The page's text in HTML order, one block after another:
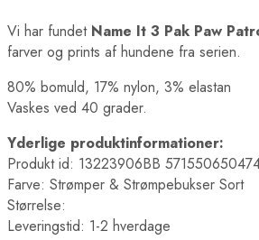
Vi har fundet Name It 3 Pak Paw
farver og prints af hundene fra serien.
80% bomuld, 17% nylon, 3% elastan
Vaskes ved 40 grader.
Yderlige produktinformationer:
Produkt id: 13223906BB
Farve: Strømper & Strømpebukser Sort
Størrelse:
Leveringstid: 1-2 hverdage